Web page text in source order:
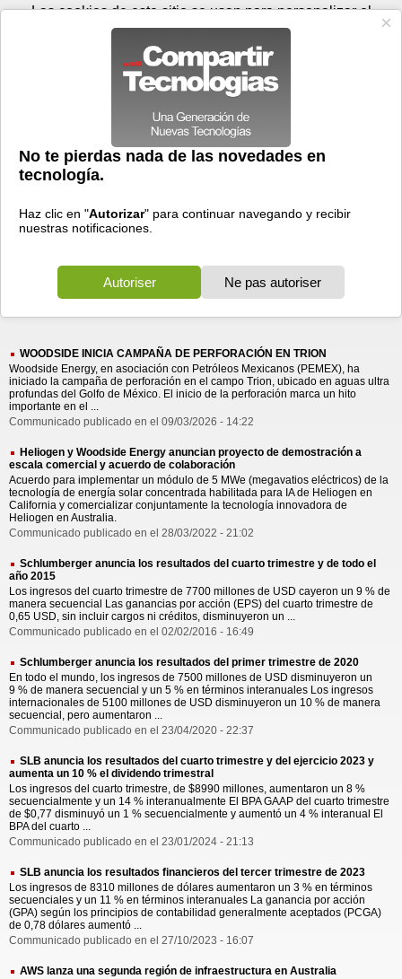
Prensa Videos
> woodside
woodside
11 resultados Ordenar por fecha-Ordenar por pertinencia
WOODSIDE INICIA CAMPAÑA DE PERFORACIÓN EN TRION
Woodside Energy, en asociación con Petróleos Mexicanos (PEMEX), ha
iniciado la campaña de perforación en el campo Trion, ubicado en aguas ultra
profundas del Golfo de México. El inicio de la perforación marca un hito
importante en el ...
Communicado publicado en el 09/03/2026 - 14:22
Heliogen y Woodside Energy anuncian proyecto de demostración a
escala comercial y acuerdo de colaboración
Acuerdo para implementar un módulo de 5 MWe (megavatios eléctricos) de la
tecnología de energía solar concentrada habilitada para IA de Heliogen en
California y comercializar conjuntamente la tecnología innovadora de
Heliogen en Australia.
Communicado publicado en el 28/03/2022 - 21:02
Schlumberger anuncia los resultados del cuarto trimestre y de todo el
año 2015
Los ingresos del cuarto trimestre de 7700 millones de USD cayeron un 9 % de
manera secuencial Las ganancias por acción (EPS) del cuarto trimestre de
0,65 USD, sin incluir cargos ni créditos, disminuyeron un ...
Communicado publicado en el 02/02/2016 - 16:49
Schlumberger anuncia los resultados del primer trimestre de 2020
En todo el mundo, los ingresos de 7500 millones de USD disminuyeron un
9 % de manera secuencial y un 5 % en términos interanuales Los ingresos
internacionales de 5100 millones de USD disminuyeron un 10 % de manera
secuencial, pero aumentaron ...
Communicado publicado en el 23/04/2020 - 22:37
SLB anuncia los resultados del cuarto trimestre y del ejercicio 2023 y
aumenta un 10 % el dividendo trimestral
Los ingresos del cuarto trimestre, de $8990 millones, aumentaron un 8 %
secuencialmente y un 14 % interanualmente El BPA GAAP del cuarto trimestre
de $0,77 disminuyó un 1 % secuencialmente y aumentó un 4 % interanual El
BPA del cuarto ...
Communicado publicado en el 23/01/2024 - 21:13
SLB anuncia los resultados financieros del tercer trimestre de 2023
Los ingresos de 8310 millones de dólares aumentaron un 3 % en términos
secuenciales y un 11 % en términos interanuales La ganancia por acción
(GPA) según los principios de contabilidad generalmente aceptados (PCGA)
de 0,78 dólares aumentó ...
Communicado publicado en el 27/10/2023 - 16:07
AWS lanza una segunda región de infraestructura en Australia
Domingo 09 de agosto - 16:27 Registrar Conectar
Las cookies de este sitio se usan para personalizar el
contenido y los anuncios, para ofrecer funciones de medios
sociales y para analizar el tráfico. Además, compartimos
información sobre el uso que haga del sitio web con nuestros
partners de medios sociales, de publicidad y de análisis
web.
OK